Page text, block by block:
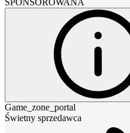
Game_zone_portal
Świetny sprzedawca